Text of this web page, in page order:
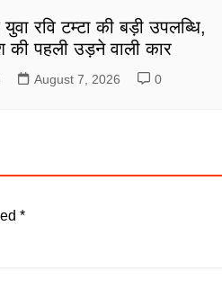
रवि टम्टा की बड़ी उपलब्धि,
की पहली उड़ने वाली कार
August 7, 2026 0
*